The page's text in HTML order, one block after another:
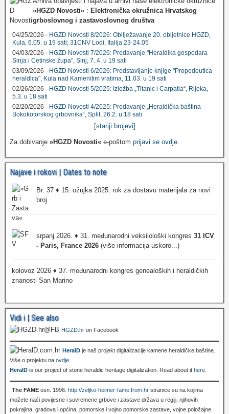
»HGZD Novosti« : Elektronička okružnica Hrvatskog
grboslovnog i zastavoslovnog društva
04/25/2026 - HGZD Novosti 8/2026: Obilježavanje 20. obljetnice HGZD,
Kula, 6.05. u 19 sati; 31CNV Lodi, Italija 23-24.05
04/03/2026 - HGZD Novosti 7/2026: Predavanje "Heraldika gospodara
Sinja i Cetinske župa", Sinj, 7. 4. u 19 sati
03/09/2026 - HGZD Novosti 6/2026: Predstavljanje knjige "Propedeutica
heraldica", Kula nad Kamenitim vratima, 11.03. u 19 sati
02/26/2026 - HGZD Novosti 5/2025: Izložba „Titanic i Carpatia“, Rijeka,
5.3. u 18 sati
02/20/2026 - HGZD Novosti 4/2025: Predavanje „Heraldička baština
Bokokotorskog grbovnika“, Split, 26.2. u 18 sati
... [stariji brojevi] ...
Za dobivanje »HGZD Novosti« e-poštom prijavi se ovdje.
Najave i rokovi | Dates to note
Br. 37 ♦ 15. ožujka 2025. rok za dostavu materijala za novi
broj
srpanj 2026. ♦ 31. međunarodni veksilološki kongres 31 ICV
- Paris, France 2026 (više informacija uskoro...)
kolovoz 2026 ♦ 37. međunarodni kongres genealoških i heraldičkih
znanosti San Marino
Vidi i | See also
HGZD.hr on Facebook
HeralD je naš projekt digitalizacije kamene heraldičke baštine.
Više o projektu na ovdje
HeralD is our project of stone heraldic heritage digitalization. Read about it here
The FAME osn. 1996. http://zeljko-heimer-fame.from.hr stranice su na kojima
možete naći povijesne i suvremene grbove i zastave država u regiji, njihovih
pokrajina, gradova i općina, pomorske i vojno pomorske zastave, vojne položajne